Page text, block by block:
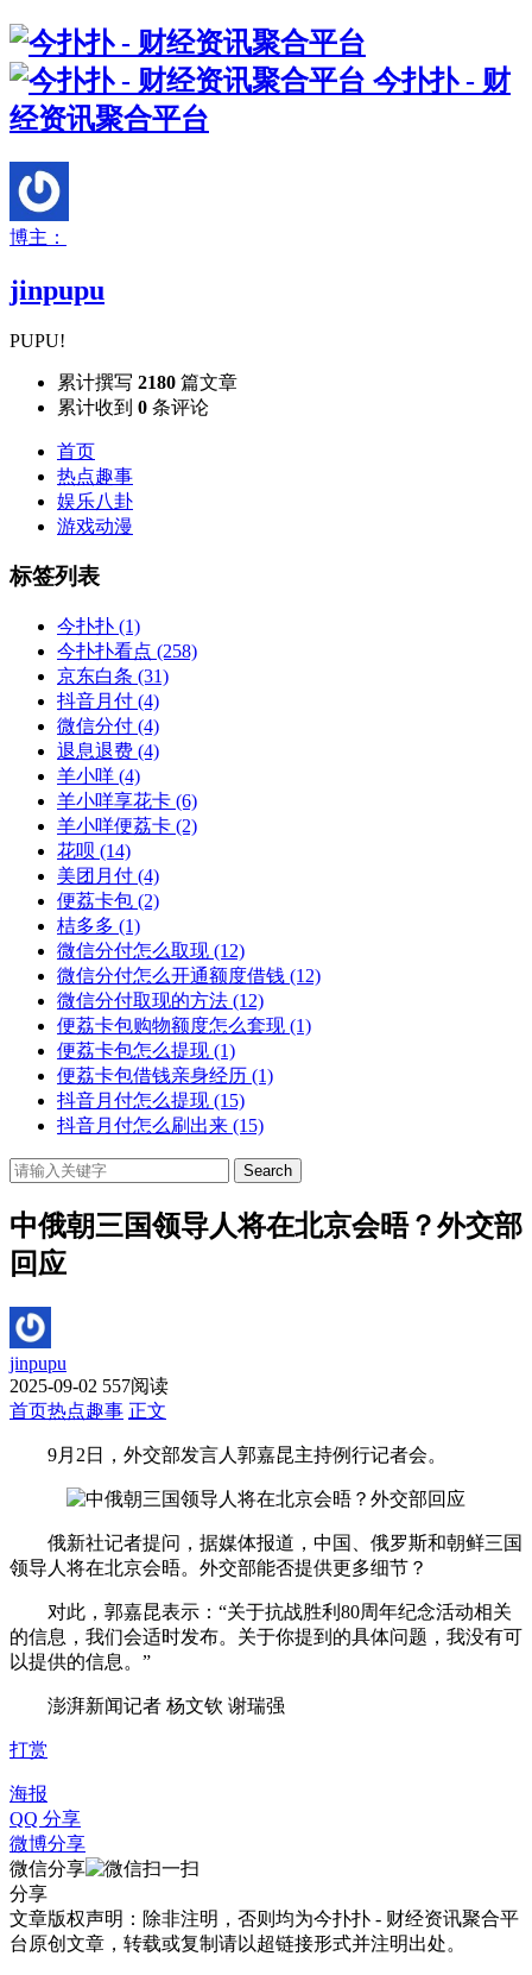
今扑扑 - 财
经资讯聚合平台
博主：
jinpupu
PUPU!
累计撰写 2180 篇文章
累计收到 0 条评论
首页
热点趣事
娱乐八卦
游戏动漫
标签列表
今扑扑 (1)
今扑扑看点 (258)
京东白条 (31)
抖音月付 (4)
微信分付 (4)
退息退费 (4)
羊小咩 (4)
羊小咩享花卡 (6)
羊小咩便荔卡 (2)
花呗 (14)
美团月付 (4)
便荔卡包 (2)
桔多多 (1)
微信分付怎么取现 (12)
微信分付怎么开通额度借钱 (12)
微信分付取现的方法 (12)
便荔卡包购物额度怎么套现 (1)
便荔卡包怎么提现 (1)
便荔卡包借钱亲身经历 (1)
抖音月付怎么提现 (15)
抖音月付怎么刷出来 (15)
Search
中俄朝三国领导人将在北京会晤？外交部
回应
jinpupu
2025-09-02 557阅读
首页热点趣事 正文
9月2日，外交部发言人郭嘉昆主持例行记者会。
俄新社记者提问，据媒体报道，中国、俄罗斯和朝鲜三国
领导人将在北京会晤。外交部能否提供更多细节？
对此，郭嘉昆表示：“关于抗战胜利80周年纪念活动相关
的信息，我们会适时发布。关于你提到的具体问题，我没有可
以提供的信息。”
澎湃新闻记者 杨文钦 谢瑞强
打赏
海报
QQ 分享
微博分享
微信分享
分享
文章版权声明：除非注明，否则均为今扑扑 - 财经资讯聚合平
台 原创文章，转载或复制请以超链接形式并注明出处。